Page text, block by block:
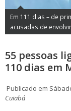
Em 111 dias – de
acusadas de
55 pessoas
110 dias em
Publicado em
Cuiabá